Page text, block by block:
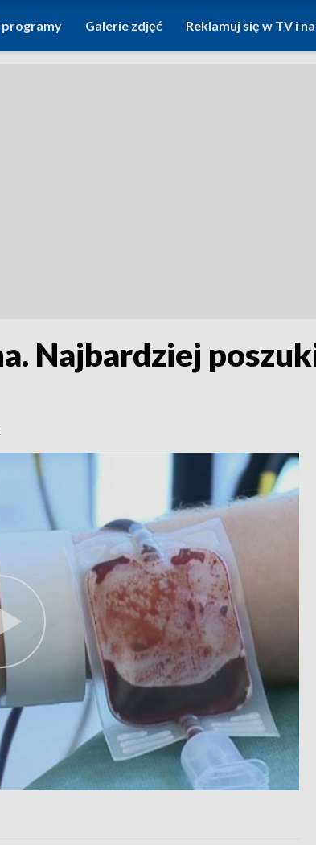
programy Galerie zdjęć Reklamuj się w TV i
Najbardziej